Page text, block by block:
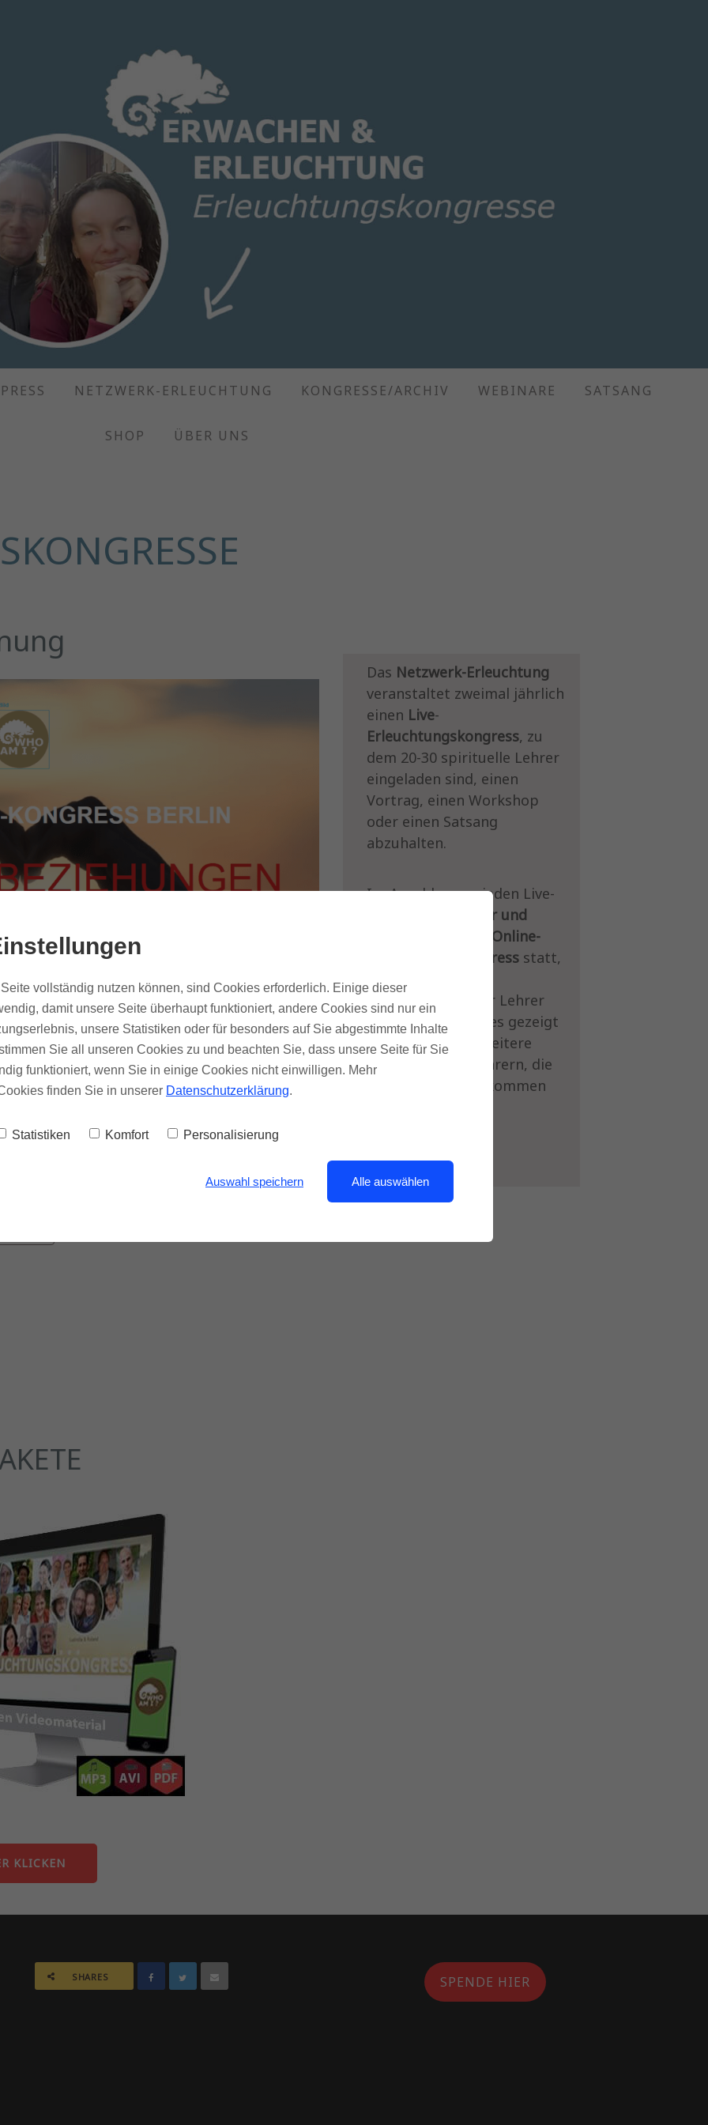
NETZWERK-ERLEUCHTUNG KONGRESSE/ARCHIV WEBINARE SATSANG
SHOP ÜBER UNS
trage dich hier ein
KLICKEN
Das Netzwerk-Erleuchtung
veranstaltet zweimal jährlich
einen Live-
Erleuchtungskongress, zu
dem 20-30 spirituelle Lehrer
eingeladen sind, einen
Vortrag, einen Workshop
oder einen Satsang
abzuhalten.
Im Anschluss an jeden Live-
(Frühjahr und
Online-
Erleuchtungskongress statt,
in dem sowohl die
Aufzeichungen der Lehrer
des Live-Kongresses gezeigt
werden als auch weitere
Interviews mit Lehrern, die
nicht nach Berlin kommen
SHARES SPENDE HIER
vollständig nutzen können, sind Cookies erforderlich. Einige dieser
damit unsere Seite überhaupt funktioniert, andere Cookies sind nur ein
unsere Statistiken oder für besonders auf Sie abgestimmte Inhalte
Sie all unseren Cookies zu und beachten Sie, dass unsere Seite für Sie
funktioniert, wenn Sie in einige Cookies nicht einwilligen. Mehr
finden Sie in unserer Datenschutzerklärung.
Statistiken Komfort Personalisierung
Auswahl speichern Alle auswählen